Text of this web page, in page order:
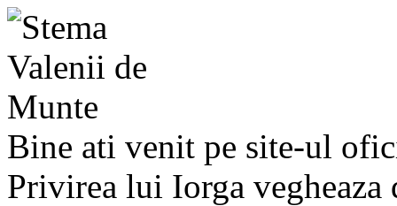
Bine ati venit pe site-ul
Privirea lui Iorga